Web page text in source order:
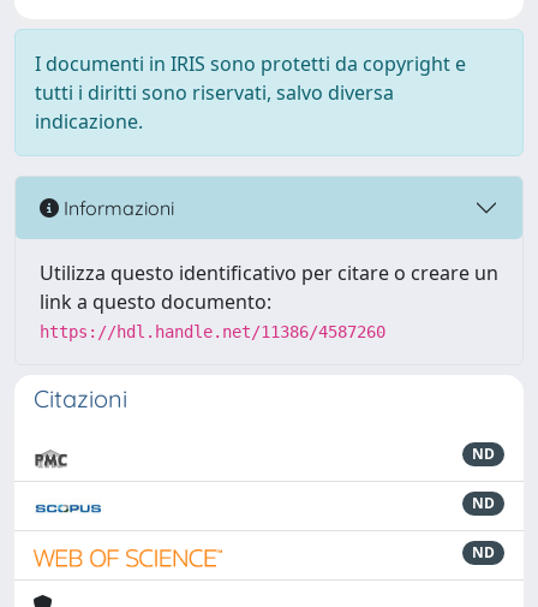
I documenti in IRIS sono protetti da copyright e
tutti i diritti sono riservati, salvo diversa
indicazione.
Informazioni
Utilizza questo identificativo per citare o creare un
link a questo documento:
https://hdl.handle.net/11386/4587260
Citazioni
ND
ND
ND